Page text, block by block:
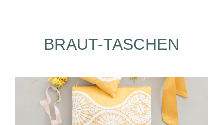
BRAUT-TASCHEN